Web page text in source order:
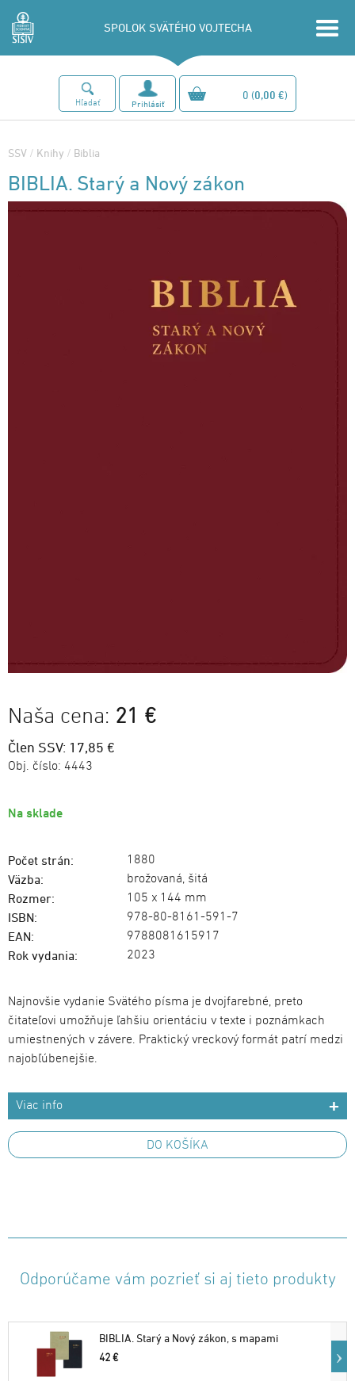
SPOLOK SVÄTÉHO VOJTECHA
Hľadať Prihlásiť
0 (0,00 €)
SSV / Knihy / Biblia
BIBLIA. Starý a Nový zákon
Naša cena: 21 €
Člen SSV: 17,85 €
Obj. číslo: 4443
Na sklade
Počet strán: 1880
Väzba: brožovaná, šitá
Rozmer: 105 x 144 mm
ISBN: 978-80-8161-591-7
EAN: 9788081615917
Rok vydania: 2023
Najnovšie vydanie Svätého písma je dvojfarebné, preto
čitateľovi umožňuje ľahšiu orientáciu v texte i poznámkach
umiestnených v závere. Praktický vreckový formát patrí medzi
najobľúbenejšie.
Viac info
DO KOŠÍKA
Odporúčame vám pozrieť si aj tieto produkty
BIBLIA. Starý a Nový zákon, s mapami
42 €